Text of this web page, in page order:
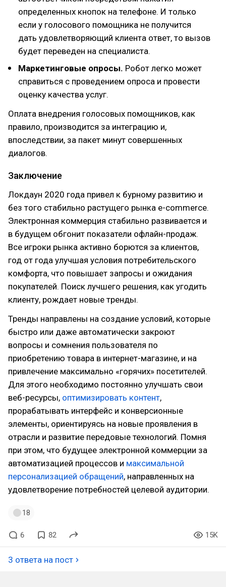
определенных кнопок на телефоне. И только
если у голосового помощника не получится
дать удовлетворяющий клиента ответ, то вызов
будет переведен на специалиста.
Маркетинговые опросы. Робот легко может
справиться с проведением опроса и провести
оценку качества услуг.
Оплата внедрения голосовых помощников, как
правило, производится за интеграцию и,
впоследствии, за пакет минут совершенных
диалогов.
Заключение
Локдаун 2020 года привел к бурному развитию и
без того стабильно растущего рынка e-commerce.
Электронная коммерция стабильно развивается и
в будущем обгонит показатели офлайн-продаж.
Все игроки рынка активно борются за клиентов,
год от года улучшая условия потребительского
комфорта, что повышает запросы и ожидания
покупателей. Поиск лучшего решения, как угодить
клиенту, рождает новые тренды.
Тренды направлены на создание условий, которые
быстро или даже автоматически закроют
вопросы и сомнения пользователя по
приобретению товара в интернет-магазине, и на
привлечение максимально «горячих» посетителей.
Для этого необходимо постоянно улучшать свои
веб-ресурсы, оптимизировать контент,
прорабатывать интерфейс и конверсионные
элементы, ориентируясь на новые проявления в
отрасли и развитие передовые технологий. Помня
при этом, что будущее электронной коммерции за
автоматизацией процессов и максимальной
персонализацией обращений, направленных на
удовлетворение потребностей целевой аудитории.
18
6 82 15K
3 ответа на пост